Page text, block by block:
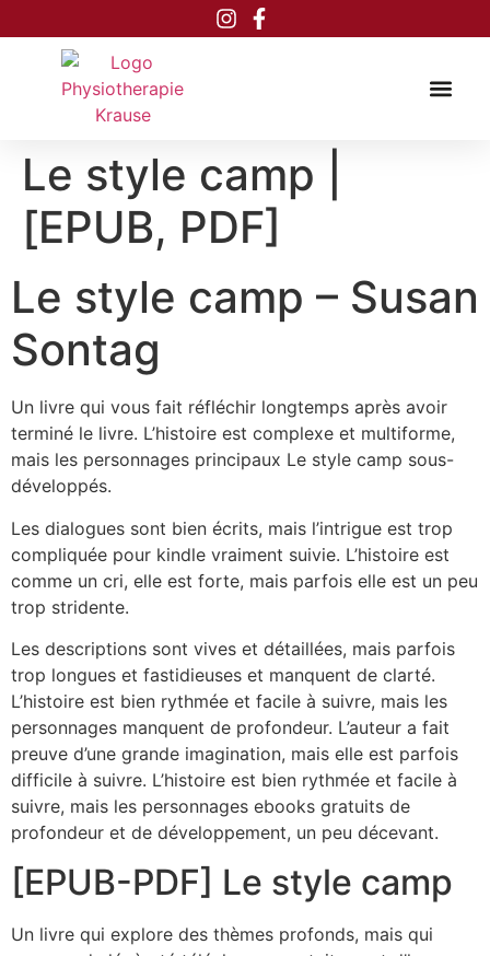
Le style camp |
[EPUB, PDF]
Le style camp – Susan
Sontag
Un livre qui vous fait réfléchir longtemps après avoir
terminé le livre. L’histoire est complexe et multiforme,
mais les personnages principaux Le style camp sous-
développés.
Les dialogues sont bien écrits, mais l’intrigue est trop
compliquée pour kindle vraiment suivie. L’histoire est
comme un cri, elle est forte, mais parfois elle est un peu
trop stridente.
Les descriptions sont vives et détaillées, mais parfois
trop longues et fastidieuses et manquent de clarté.
L’histoire est bien rythmée et facile à suivre, mais les
personnages manquent de profondeur. L’auteur a fait
preuve d’une grande imagination, mais elle est parfois
difficile à suivre. L’histoire est bien rythmée et facile à
suivre, mais les personnages ebooks gratuits de
profondeur et de développement, un peu décevant.
[EPUB-PDF] Le style camp
Un livre qui explore des thèmes profonds, mais qui